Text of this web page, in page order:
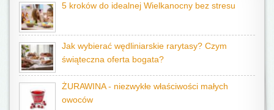
5 kroków do idealnej Wielkanocny bez stresu
Jak wybierać wędliniarskie rarytasy? Czym
świąteczna oferta bogata?
ŻURAWINA - niezwykłe właściwości małych
owoców